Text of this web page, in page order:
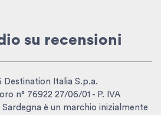
su recensioni
Italia S.p.a.
n° 76922 27/06/01 - P. IVA
è un marchio inizialmente